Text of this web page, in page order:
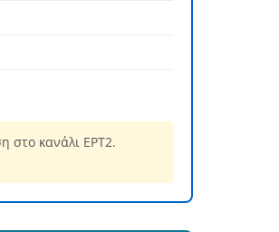
στο κανάλι ΕΡΤ2.